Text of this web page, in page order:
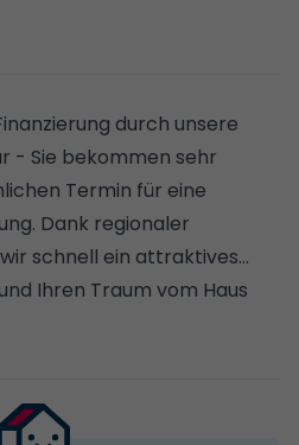
2. Obergeschoss mit
Brenner erneuert ca.
(ca. 1992), teils
vereinzelt einfach verglast
aus 1996
optimal: Die Autobahn A6
und verbindet Sie
Saarbrücken und
gute Anbindungen
mit Bushaltestellen
Nähe.
durch unsere
- Sie bekommen sehr
Termin für eine
Dank regionaler
schnell ein attraktives
Ihren Traum vom Haus